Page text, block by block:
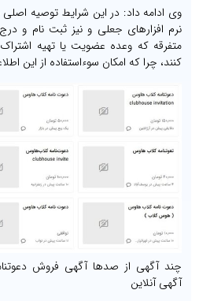
وی ادامه داد: در این شرایط توصیه
نرم افزارهای جعلی و نیز ثبت نام و
متفرقه که وعده عضویت یا تهیه
کنند، چرا که امکان سوءاستفاده از این
چند آگهی از صدها آگهی فروش
آگهی آنلاین